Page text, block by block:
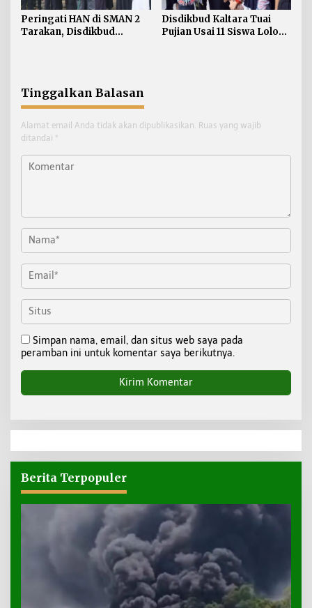
Peringati HAN di SMAN 2
Tarakan, Disdikbud
Disdikbud Kaltara Tuai
Pujian Usai 11 Siswa Lolos
Tinggalkan Balasan
Alamat email Anda tidak akan dipublikasikan. Ruas yang wajib
ditandai *
Simpan nama, email, dan situs web saya pada
peramban ini untuk komentar saya berikutnya.
Berita Terpopuler